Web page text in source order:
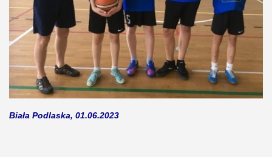
Biała Podlaska, 01.06.2023